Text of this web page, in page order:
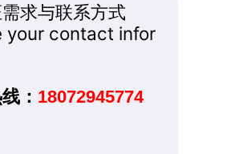
求与联系方式
your contact infor
： 18072945774